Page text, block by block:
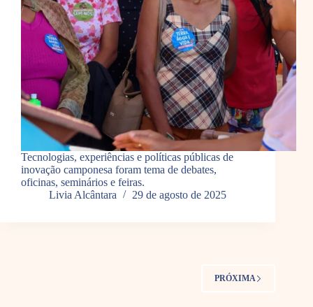
Tecnologias, experiências e políticas públicas de
inovação camponesa foram tema de debates,
oficinas, seminários e feiras.
Livia Alcântara
29 de agosto de 2025
PRÓXIMA